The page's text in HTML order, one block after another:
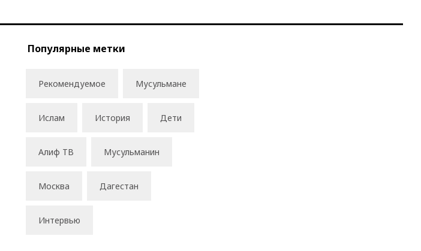
Популярные метки
Рекомендуемое Мусульмане
Ислам История Дети
Алиф ТВ Мусульманин
Москва Дагестан
Интервью